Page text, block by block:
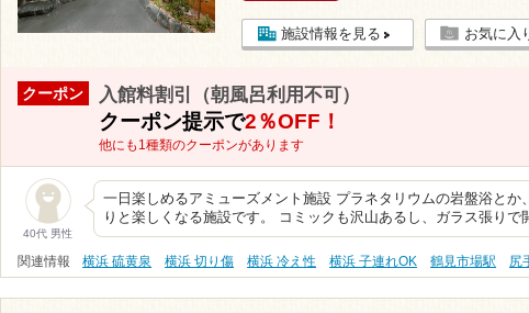
施設情報を見る お気に入
クーポン 入館料割引（朝風呂利用不可）
クーポン提示で2％OFF！
他にも1種類のクーポンがあります
40代 男性
一日楽しめるアミューズメント施設 プラネタリウムの岩盤浴とか
りと楽しくなる施設です。 コミックも沢山あるし、ガラス張り
関連情報 横浜 硫黄泉 横浜 切り傷 横浜 冷え性 横浜 子連れOK 鶴見市場駅 尻